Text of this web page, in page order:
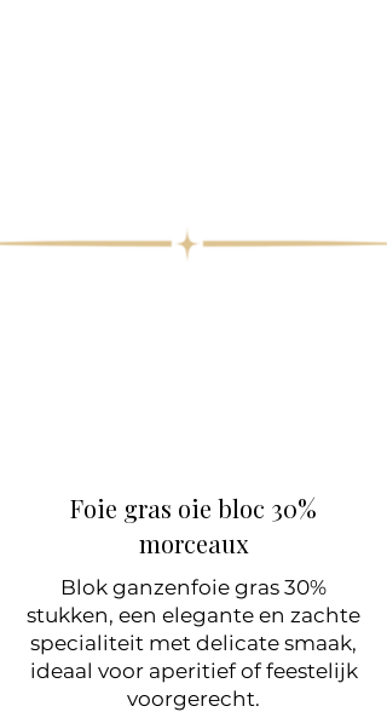
Foie gras oie bloc 30%
morceaux
Blok ganzenfoie gras 30%
stukken, een elegante en zachte
specialiteit met delicate smaak,
ideaal voor aperitief of feestelijk
voorgerecht.